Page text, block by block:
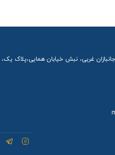
غربی، نبش خیابان همایی،پلاک یک،